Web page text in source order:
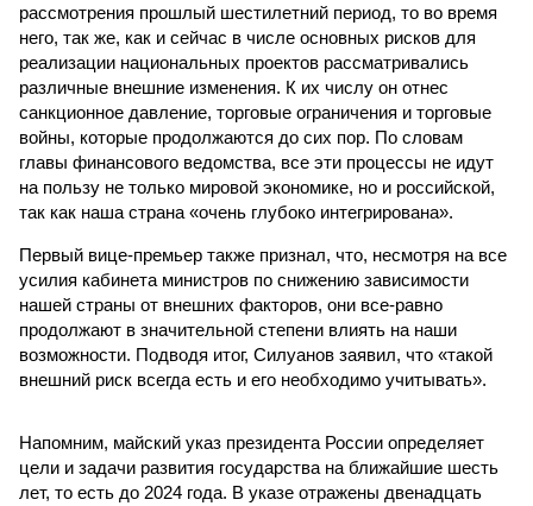
рассмотрения прошлый шестилетний период, то во время
него, так же, как и сейчас в числе основных рисков для
реализации национальных проектов рассматривались
различные внешние изменения. К их числу он отнес
санкционное давление, торговые ограничения и торговые
войны, которые продолжаются до сих пор. По словам
главы финансового ведомства, все эти процессы не идут
на пользу не только мировой экономике, но и российской,
так как наша страна «очень глубоко интегрирована».
Первый вице-премьер также признал, что, несмотря на все
усилия кабинета министров по снижению зависимости
нашей страны от внешних факторов, они все-равно
продолжают в значительной степени влиять на наши
возможности. Подводя итог, Силуанов заявил, что «такой
внешний риск всегда есть и его необходимо учитывать».
Напомним, майский указ президента России определяет
цели и задачи развития государства на ближайшие шесть
лет, то есть до 2024 года. В указе отражены двенадцать